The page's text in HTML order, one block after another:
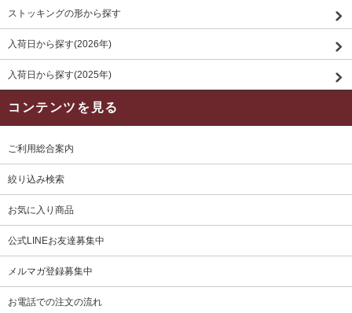
ストッキングの形から探す
入荷日から探す(2026年)
入荷日から探す(2025年)
コンテンツを見る
ご利用総合案内
絞り込み検索
お気に入り商品
公式LINEお友達募集中
メルマガ登録募集中
お電話での注文の流れ